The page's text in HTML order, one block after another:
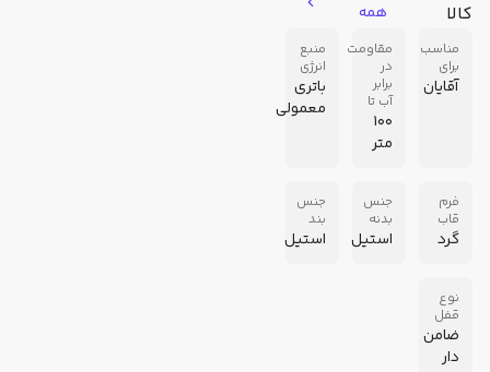
کالا
همه
مناسب
برای
آقایان
مقاومت
در
برابر
آب تا
100
متر
منبع
انرژی
باتری
معمولی
فرم
قاب
گرد
جنس
بدنه
استیل
جنس
بند
استیل
نوع
قفل
ضامن
دار